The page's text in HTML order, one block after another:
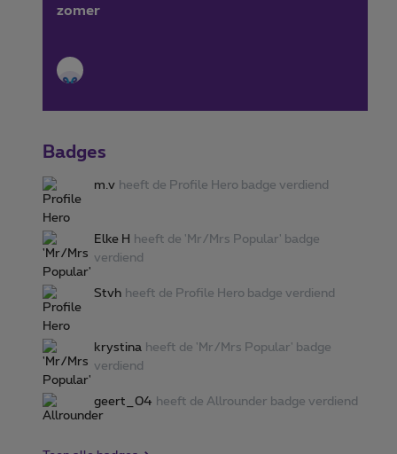
zomer
Badges
m.v heeft de Profile Hero badge verdiend
Elke H heeft de 'Mr/Mrs Popular' badge
verdiend
Stvh heeft de Profile Hero badge verdiend
krystina heeft de 'Mr/Mrs Popular' badge
verdiend
geert_04 heeft de Allrounder badge verdiend